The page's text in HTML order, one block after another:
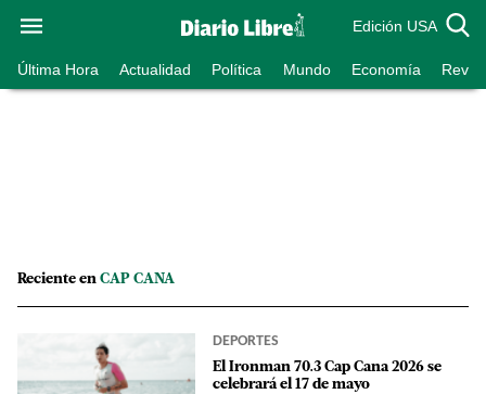
Edición USA
Última Hora Actualidad Política Mundo Economía
Reciente en CAP CANA
DEPORTES
El Ironman 70.3 Cap Cana 2026 se
celebrará el 17 de mayo